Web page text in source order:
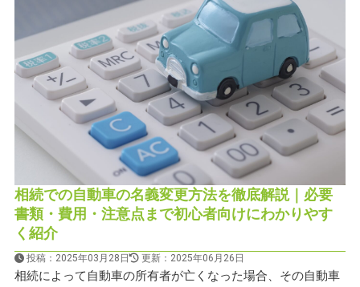
相続での自動車の名義変更方法を徹底解説｜必要
書類・費用・注意点まで初心者向けにわかりやす
く紹介
投稿：2025年03月28日 更新：2025年06月26日
相続によって自動車の所有者が亡くなった場合、その自動車